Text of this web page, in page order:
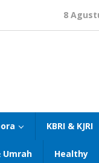
8
KBRI & KJRI
Umrah Healthy